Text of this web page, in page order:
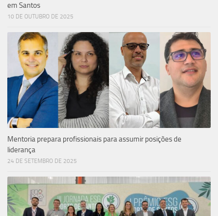
em Santos
10 DE OUTUBRO DE 2025
Mentoria prepara profissionais para assumir posições de
liderança
24 DE SETEMBRO DE 2025